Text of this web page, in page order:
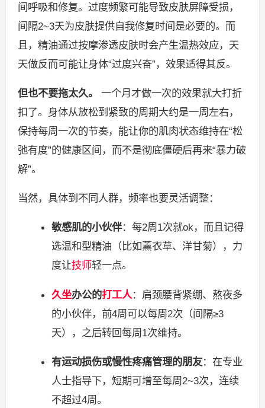
间呼吸和修复。过度频繁可能导致皮肤屏障受损，
间隔2~3天为皮肤提供自我修复时间是必要的。而
且，精油通过按摩渗透皮肤时会产生温热效应，天
天做反而可能让身体“过度兴奋”，效果适得其反。
但也不要拖太久。
一个月才做一次的效果就大打折
扣了。身体从放松到紧致的周期大约是一周左右，
保持每周一次的节奏，能让你的肌肉状态维持在“松
弛有度”的健康区间，而不是彻底僵硬后再来“暴力破
解”。
当然，具体到不同人群，频率也要灵活调整：
敏感肌的小伙伴：每2周1次就ok，而且记得
选温和型精油（比如薰衣草、洋甘菊），力
度让技师轻一点。
久坐办公的打工人：肩颈腰背紧绷、熬夜多
的小伙伴，前4周可以每周2次（间隔≥3
天），之后转回每周1次维持。
有运动损伤或慢性疼痛管理的朋友：在专业
人士指导下，短期可增至每周2~3次，连续
不超过4周。